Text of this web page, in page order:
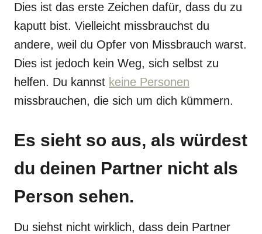
Dies ist das erste Zeichen dafür, dass du zu
kaputt bist. Vielleicht missbrauchst du
andere, weil du Opfer von Missbrauch warst.
Dies ist jedoch kein Weg, sich selbst zu
helfen. Du kannst keine Personen
missbrauchen, die sich um dich kümmern.
Es sieht so aus, als würdest
du deinen Partner nicht als
Person sehen.
Du siehst nicht wirklich, dass dein Partner